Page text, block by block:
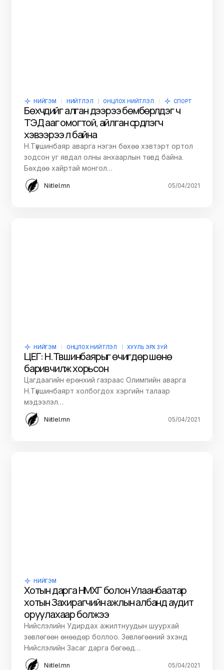
НИЙГЭМ НИЙТЛЭЛ ОНЦЛОХ НИЙТЛЭЛ СПОРТ
Бөхчүүдийг алган дээрээ бөмбөрүүлдэг ч
ТЭД ааг омогтой, айлган сүрдүүлэгч
хэвээрээ л байна
Н.Түвшинбаяр аварга нэгэн бөхөө хэвтэрт ортол
зодсон уг явдал олны анхаарлын төвд байна.
Бөхдөө хайртай монгол…
Niitlel.mn 05/04/2021
НИЙГЭМ ОНЦЛОХ НИЙТЛЭЛ ХУУЛЬ ЭРХ ЗҮЙ
ЦЕГ: Н.Түвшинбаярыг өчигдөр шөнө
баривчилж хорьсон
Цагдаагийн ерөнхий газраас Олимпийн аварга
Н.Түвшинбаярт холбогдох хэргийн талаар
мэдээлэл…
Niitlel.mn 05/04/2021
НИЙГЭМ
Хотын дарга НМХГ болон Улаанбаатар
хотын Захирагчийн ажлын албанд аудит
оруулахаар болжээ
Нийслэлийн Удирдах ажилтнуудын шуурхай
зөвлөгөөн өнөөдөр боллоо. Зөвлөгөөний эхэнд
Нийслэлийн Засаг дарга бөгөөд…
Niitlel.mn 05/04/2021